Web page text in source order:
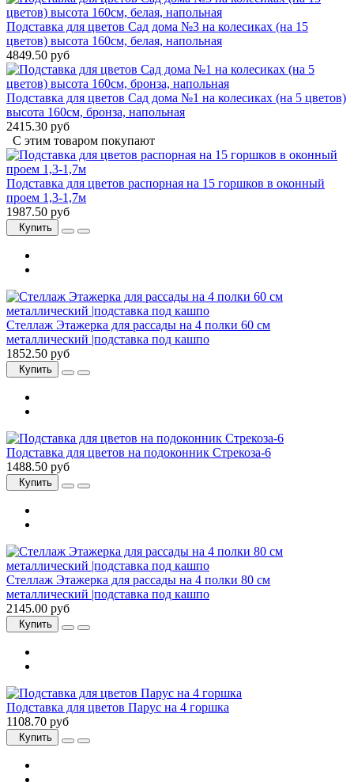
Подставка для цветов Сад дома №3 на колесиках (на 15
цветов) высота 160см, белая, напольная
4849.50 руб
Подставка для цветов Сад дома №1 на колесиках (на 5 цветов)
высота 160см, бронза, напольная
2415.30 руб
С этим товаром покупают
Подставка для цветов распорная на 15 горшков в оконный
проем 1,3-1,7м
1987.50 руб
Купить
Стеллаж Этажерка для рассады на 4 полки 60 см
металлический |подставка под кашпо
1852.50 руб
Купить
Подставка для цветов на подоконник Стрекоза-6
1488.50 руб
Купить
Стеллаж Этажерка для рассады на 4 полки 80 см
металлический |подставка под кашпо
2145.00 руб
Купить
Подставка для цветов Парус на 4 горшка
1108.70 руб
Купить